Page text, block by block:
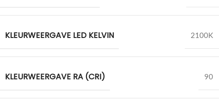
KLEURWEERGAVE LED KELVIN 2100K
KLEURWEERGAVE RA (CRI) 90